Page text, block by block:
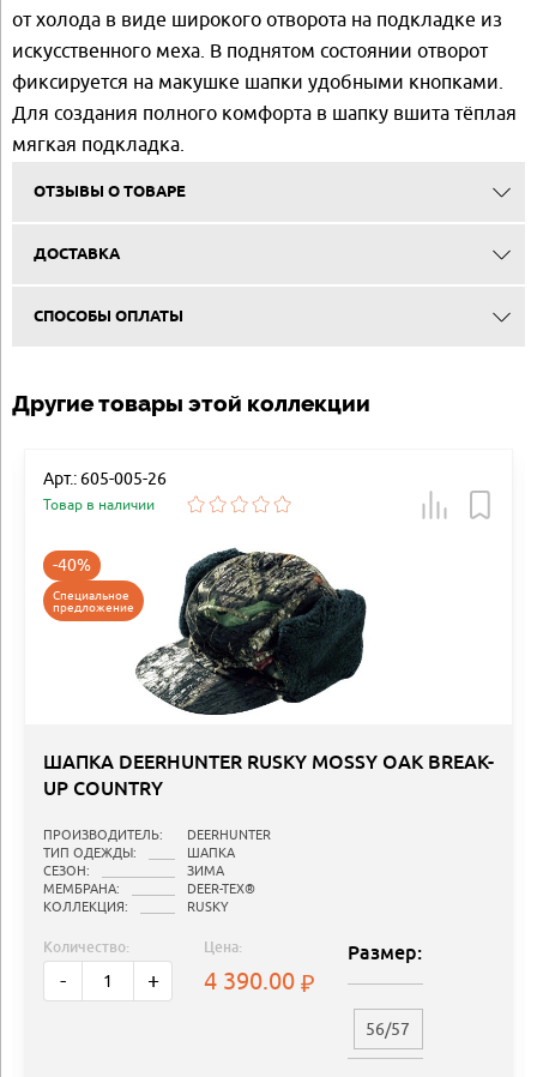
от холода в виде широкого отворота на подкладке из
искусственного меха. В поднятом состоянии отворот
фиксируется на макушке шапки удобными кнопками.
Для создания полного комфорта в шапку вшита тёплая
мягкая подкладка.
ОТЗЫВЫ О ТОВАРЕ
ДОСТАВКА
СПОСОБЫ ОПЛАТЫ
Другие товары этой коллекции
Арт.: 605-005-26
Товар в наличии
-40%
Специальное
предложение
ШАПКА DEERHUNTER RUSKY MOSSY OAK BREAK-
UP COUNTRY
ПРОИЗВОДИТЕЛЬ:
DEERHUNTER
ТИП ОДЕЖДЫ:
ШАПКА
СЕЗОН:
ЗИМА
МЕМБРАНА:
DEER-TEX®
КОЛЛЕКЦИЯ:
RUSKY
Количество:
- +
Цена:
4 390.00
Размер:
56/57